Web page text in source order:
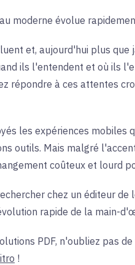
moderne évolue
et, aujourd'hui plus
ils l'entendent et où ils
répondre à ces attentes
les expériences mobiles
outils. Mais malgré
coûteux et lourd
chez un éditeur
rapide de la main-
PDF, n'oubliez pas
!